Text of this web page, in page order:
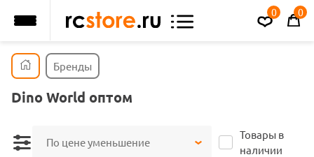
0 0
Бренды
Dino World оптом
По цене уменьшение
Товары в
наличии